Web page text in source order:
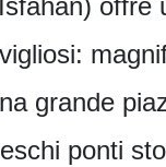
offre
grande
ponti